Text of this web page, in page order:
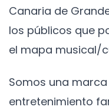
Canaria de
los públicos que
el mapa musical/
Somos una
entretenimiento